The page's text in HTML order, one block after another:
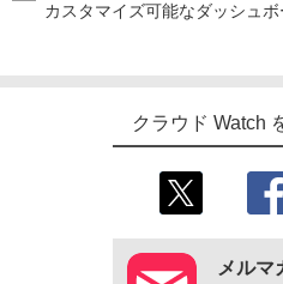
カスタマイズ可能なダッシュ
クラウド Watch
メルマ